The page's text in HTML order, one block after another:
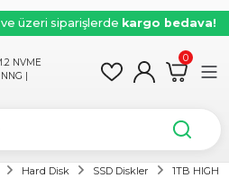
ve üzeri siparişlerde kargo bedava!
0
Hard Disk SSD Diskler 1TB HIGH